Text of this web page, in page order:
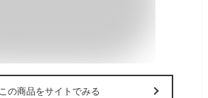
この商品をサイトでみる